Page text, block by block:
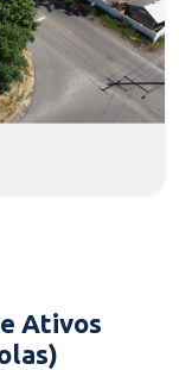
Ativos